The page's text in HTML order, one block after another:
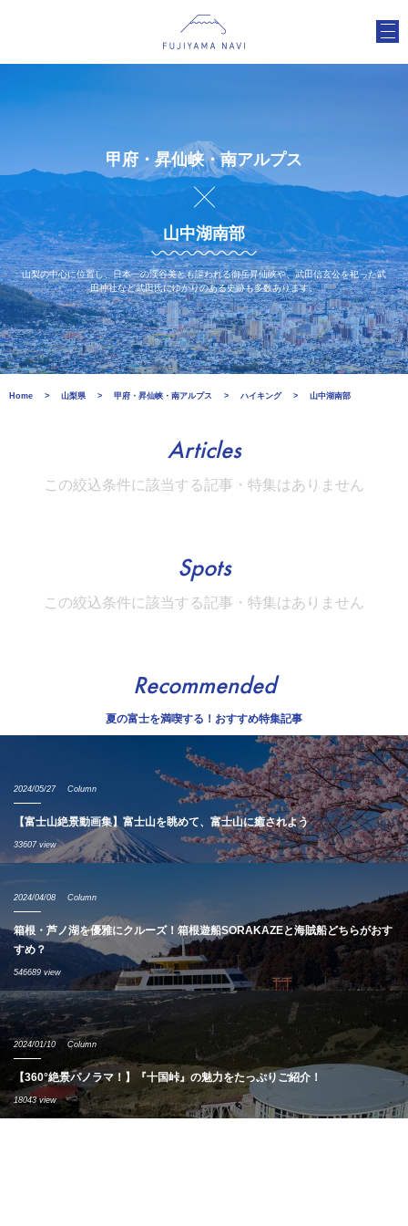
甲府・昇仙峡・南アルプス
山中湖南部
山梨の中心に位置し、日本一の渓谷美とも謳われる御岳昇仙峡や、武田信玄公を祀った武
田神社など武田氏にゆかりのある史跡も多数あります。
Home 山梨県 甲府・昇仙峡・南アルプス ハイキング 山中湖南部
Articles
この絞込条件に該当する記事・特集はありません
Spots
この絞込条件に該当する記事・特集はありません
Recommended
夏の富士を満喫する！おすすめ特集記事
2024/05/27 Column
【富士山絶景動画集】富士山を眺めて、富士山に癒されよう
33607 view
2024/04/08 Column
箱根・芦ノ湖を優雅にクルーズ！箱根遊船SORAKAZEと海賊船どちらがおす
すめ？
546689 view
2024/01/10 Column
【360°絶景パノラマ！】『十国峠』の魅力をたっぷりご紹介！
18043 view